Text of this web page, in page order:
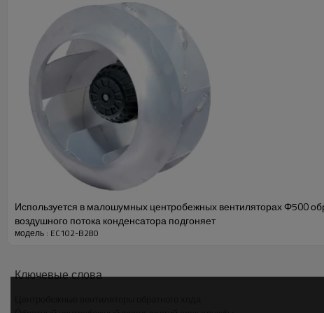
EC102-B280 Центробежные вентиляторы обратного
Описание продукта:
Используемые в конденсаторах малошумные осевые вентиляторы
Эта серия вентиляторов тестировалась на рынке в течение многих
Эта серия вентиляторов с внешним ротором имеет компактную
Параметры производительности
Используется в малошумных центробежных вентиляторах Φ500
воздушного потока конденсатора подгоняет
модель : EC102-B280
Ключевые слова